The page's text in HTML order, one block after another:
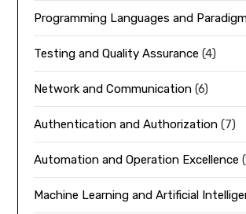
Programming Languages and
Testing and Quality Assurance (4)
Network and Communication (6)
Authentication and Authorization (7)
Automation and Operation Excellence
Machine Learning and Artificial